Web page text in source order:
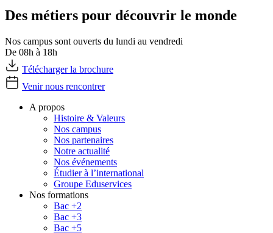
Des métiers pour découvrir le monde
Nos campus sont ouverts du lundi au vendredi
De 08h à 18h
Télécharger la brochure
Venir nous rencontrer
A propos
Histoire & Valeurs
Nos campus
Nos partenaires
Notre actualité
Nos événements
Étudier à l’international
Groupe Eduservices
Nos formations
Bac +2
Bac +3
Bac +5